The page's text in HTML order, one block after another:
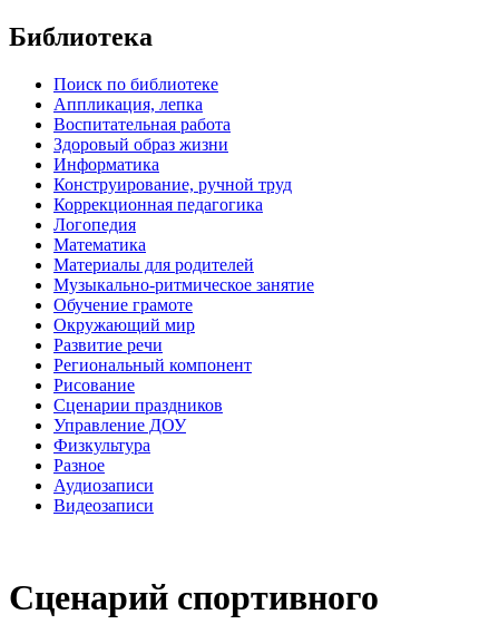
Библиотека
Поиск по библиотеке
Аппликация, лепка
Воспитательная работа
Здоровый образ жизни
Информатика
Конструирование, ручной труд
Коррекционная педагогика
Логопедия
Математика
Материалы для родителей
Музыкально-ритмическое занятие
Обучение грамоте
Окружающий мир
Развитие речи
Региональный компонент
Рисование
Сценарии праздников
Управление ДОУ
Физкультура
Разное
Аудиозаписи
Видеозаписи
Сценарий спортивного